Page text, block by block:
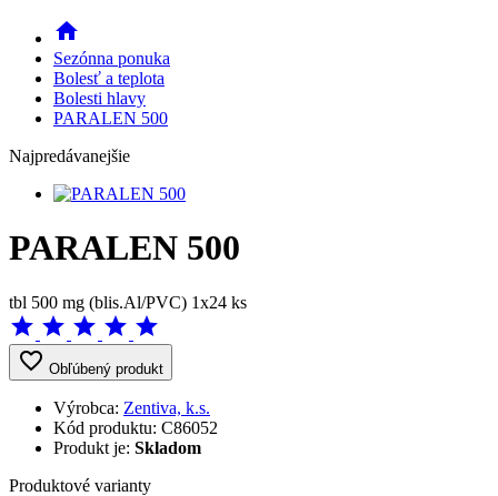
home
Sezónna ponuka
Bolesť a teplota
Bolesti hlavy
PARALEN 500
Najpredávanejšie
PARALEN 500
tbl 500 mg (blis.Al/PVC) 1x24 ks
star star star star star
favorite_border Obľúbený produkt
Výrobca: Zentiva, k.s.
Kód produktu: C86052
Produkt je: Skladom
Produktové varianty